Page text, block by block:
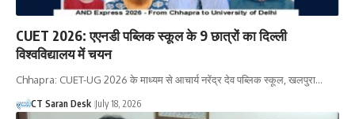
CUET 2026: एएनडी पब्लिक स्कूल के 9 छात्रों का दिल्ली
विश्वविद्यालय में चयन
Chhapra: CUET-UG 2026 के माध्यम से आचार्य नरेंद्र देव पब्लिक स्कूल, खलपुरा…
CT Saran Desk July 18, 2026